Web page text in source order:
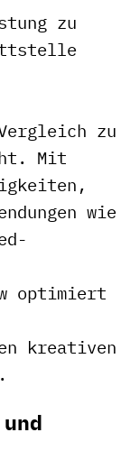
zu
zu
Mit
wie
optimiert
kreativen